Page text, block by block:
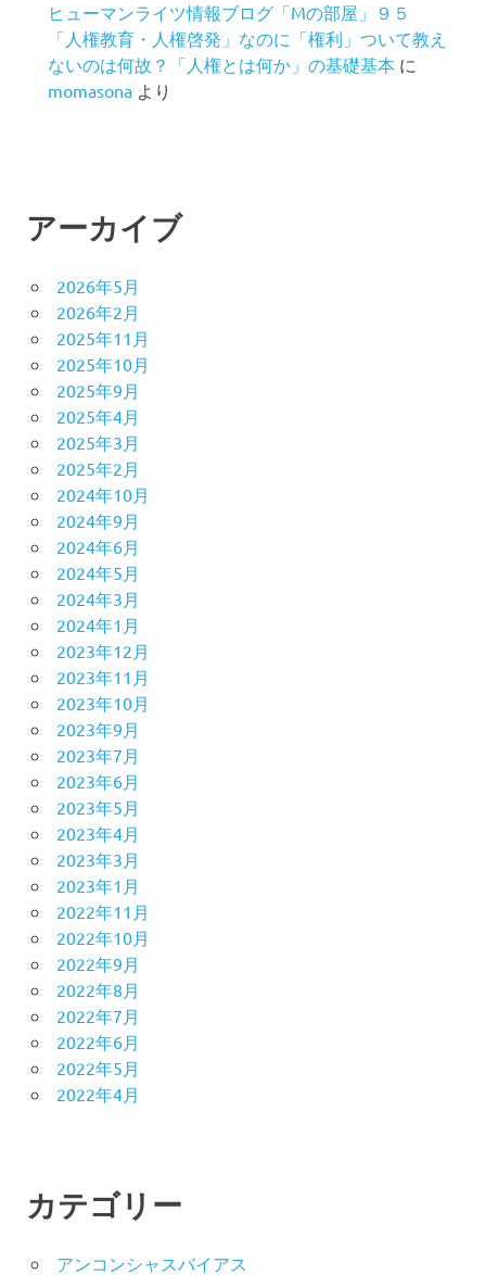
ヒューマンライツ情報ブログ「Mの部屋」９５
「人権教育・人権啓発」なのに「権利」ついて教え
ないのは何故？「人権とは何か」の基礎基本 に
momasona より
アーカイブ
2026年5月
2026年2月
2025年11月
2025年10月
2025年9月
2025年4月
2025年3月
2025年2月
2024年10月
2024年9月
2024年6月
2024年5月
2024年3月
2024年1月
2023年12月
2023年11月
2023年10月
2023年9月
2023年7月
2023年6月
2023年5月
2023年4月
2023年3月
2023年1月
2022年11月
2022年10月
2022年9月
2022年8月
2022年7月
2022年6月
2022年5月
2022年4月
カテゴリー
アンコンシャスバイアス